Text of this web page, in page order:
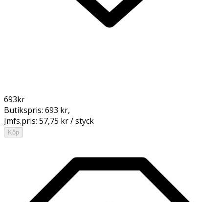
693kr
Butikspris: 693 kr,
Jmfs.pris: 57,75 kr / styck
Köp